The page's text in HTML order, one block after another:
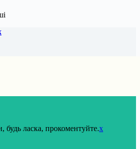
ласка, прокоментуйте.x